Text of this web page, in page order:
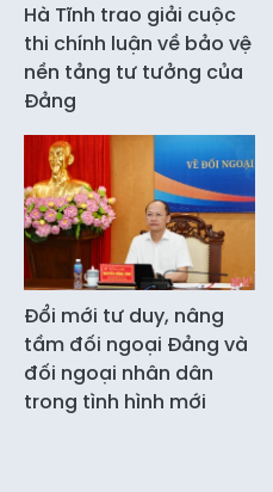
Hà Tĩnh trao giải cuộc
thi chính luận về bảo vệ
nền tảng tư tưởng của
Đảng
Đổi mới tư duy, nâng
tầm đối ngoại Đảng và
đối ngoại nhân dân
trong tình hình mới